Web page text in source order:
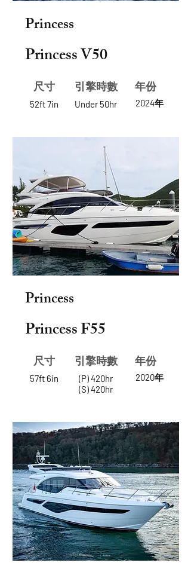
Princess
Princess V50
尺寸
52ft 7in
​引擎時數
Under 50hr
年份
2024年
Princess
Princess F55
尺寸
57ft 6in
​引擎時數
(P) 420hr
(S) 420hr
年份
2020年